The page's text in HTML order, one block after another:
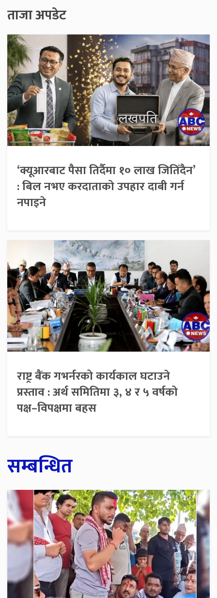
ताजा अपडेट
‘क्यूआरबाट पैसा तिर्दैमा १० लाख जितिँदैन’
: बिल नभए करदाताको उपहार दाबी गर्न
नपाइने
राष्ट्र बैंक गभर्नरको कार्यकाल घटाउने
प्रस्ताव : अर्थ समितिमा ३, ४ र ५ वर्षको
पक्ष–विपक्षमा बहस
सम्बन्धित